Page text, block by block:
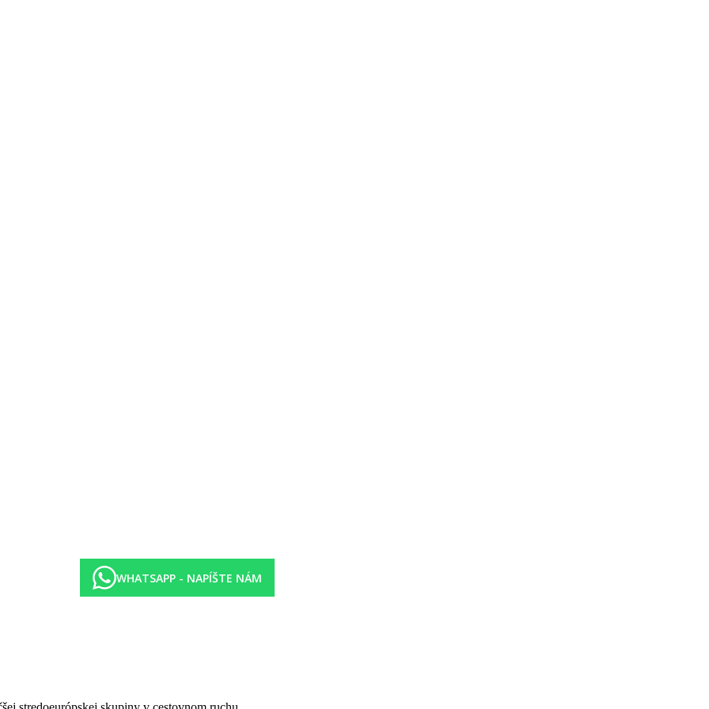
sa stará reštaurácia (klimatizovaná). Deň plný zážitkov môžete nechať doznieť v hotelovom bare. Wi-Fi je hotelovým hosťom k dispozícii
prania bielizne, služba žehlenia bielizne a zdravotná služba sú za poplatok.
detský bazénik. Tu sú k dispozícii slnečníky a lehátka.
solárium zadarmo. Kúpeľná oblasť, sauna, whirlpool a masáže za poplatok. Hamam prípadne za poplatok.
Niektoré služby sú závislé od ročného obdobia a od miestnych klimatických podmienok. Jazyky: angličtina, nemčina, francúzština,
Euro/MasterCard.
balkónom alebo terasou, internetom (zdarma), trezorom (za poplatok) a satelit.TV a tiež centrálne riadenou klimatizáciou.
balkónom alebo terasou, internetom (zdarma), trezorom (za poplatok) a satelit.TV a tiež centrálne riadenou klimatizáciou.
balkónom alebo terasou, internetom (zdarma), trezorom (za poplatok) a satelit.TV a tiež centrálne riadenou klimatizáciou.
WHATSAPP - NAPÍŠTE NÁM